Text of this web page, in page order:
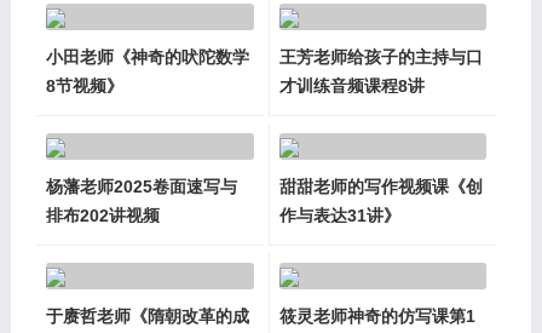
小田老师《神奇的吠陀数学
8节视频》
王芳老师给孩子的主持与口
才训练音频课程8讲
杨藩老师2025卷面速写与
排布202讲视频
甜甜老师的写作视频课《创
作与表达31讲》
于赓哲老师《隋朝改革的成
筱灵老师神奇的仿写课第1